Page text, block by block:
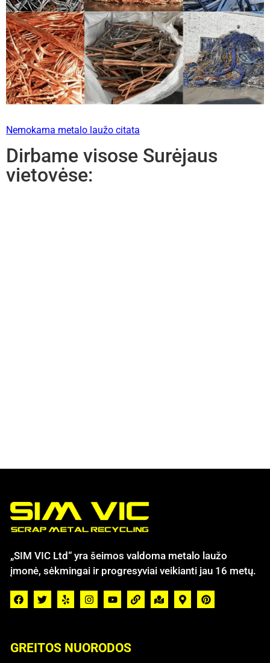
Nemokama metalo laužo citata
Dirbame visose Surėjaus
vietovėse:
„SIM VIC Ltd“ yra šeimos valdoma metalo laužo
įmonė, sėkmingai ir progresyviai veikianti jau 16 metų.
GREITOS NUORODOS